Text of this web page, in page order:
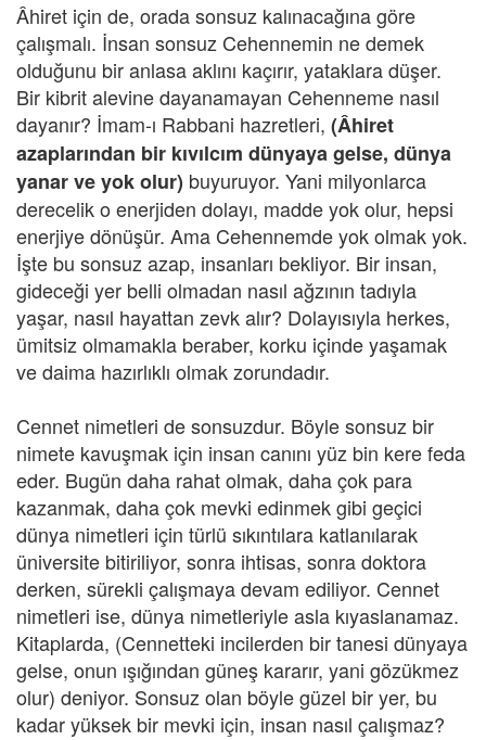
Âhiret için de, orada sonsuz kalınacağına göre
çalışmalı. İnsan sonsuz Cehennemin ne demek
olduğunu bir anlasa aklını kaçırır, yataklara düşer.
Bir kibrit alevine dayanamayan Cehenneme nasıl
dayanır? İmam-ı Rabbani hazretleri, (Âhiret
azaplarından bir kıvılcım dünyaya gelse, dünya
yanar ve yok olur) buyuruyor. Yani milyonlarca
derecelik o enerjiden dolayı, madde yok olur, hepsi
enerjiye dönüşür. Ama Cehennemde yok olmak yok.
İşte bu sonsuz azap, insanları bekliyor. Bir insan,
gideceği yer belli olmadan nasıl ağzının tadıyla
yaşar, nasıl hayattan zevk alır? Dolayısıyla herkes,
ümitsiz olmamakla beraber, korku içinde yaşamak
ve daima hazırlıklı olmak zorundadır.
Cennet nimetleri de sonsuzdur. Böyle sonsuz bir
nimete kavuşmak için insan canını yüz bin kere feda
eder. Bugün daha rahat olmak, daha çok para
kazanmak, daha çok mevki edinmek gibi geçici
dünya nimetleri için türlü sıkıntılara katlanılarak
üniversite bitiriliyor, sonra ihtisas, sonra doktora
derken, sürekli çalışmaya devam ediliyor. Cennet
nimetleri ise, dünya nimetleriyle asla kıyaslanamaz.
Kitaplarda, (Cennetteki incilerden bir tanesi dünyaya
gelse, onun ışığından güneş kararır, yani gözükmez
olur) deniyor. Sonsuz olan böyle güzel bir yer, bu
kadar yüksek bir mevki için, insan nasıl çalışmaz?